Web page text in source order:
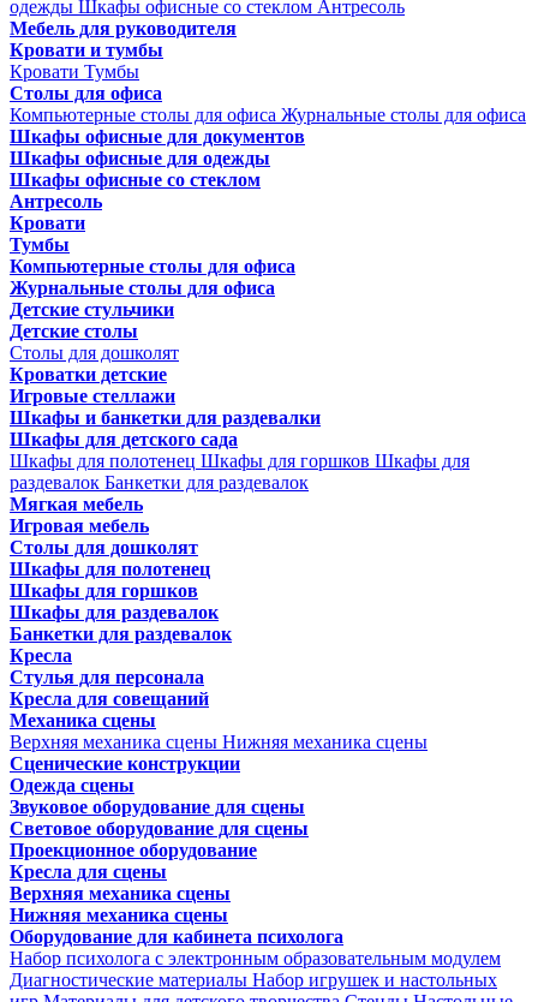
одежды Шкафы офисные со стеклом Антресоль
Мебель для руководителя
Кровати и тумбы
Кровати Тумбы
Столы для офиса
Компьютерные столы для офиса Журнальные столы для офиса
Шкафы офисные для документов
Шкафы офисные для одежды
Шкафы офисные со стеклом
Антресоль
Кровати
Тумбы
Компьютерные столы для офиса
Журнальные столы для офиса
Детские стульчики
Детские столы
Столы для дошколят
Кроватки детские
Игровые стеллажи
Шкафы и банкетки для раздевалки
Шкафы для детского сада
Шкафы для полотенец Шкафы для горшков Шкафы для
раздевалок Банкетки для раздевалок
Мягкая мебель
Игровая мебель
Столы для дошколят
Шкафы для полотенец
Шкафы для горшков
Шкафы для раздевалок
Банкетки для раздевалок
Кресла
Стулья для персонала
Кресла для совещаний
Механика сцены
Верхняя механика сцены Нижняя механика сцены
Сценические конструкции
Одежда сцены
Звуковое оборудование для сцены
Световое оборудование для сцены
Проекционное оборудование
Кресла для сцены
Верхняя механика сцены
Нижняя механика сцены
Оборудование для кабинета психолога
Набор психолога с электронным образовательным модулем
Диагностические материалы Набор игрушек и настольных